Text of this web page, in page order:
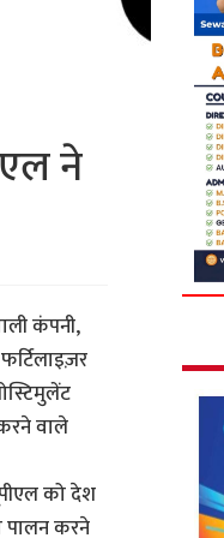
ने
कंपनी,
वाले
को देश
पालन करने